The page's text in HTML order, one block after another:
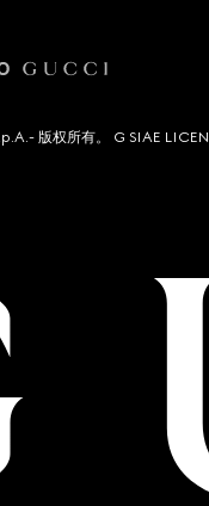
版权所有。 G SIAE